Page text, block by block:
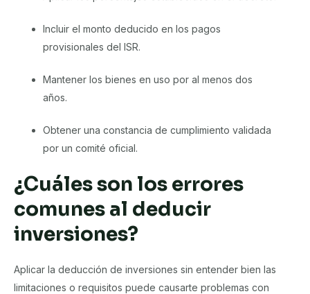
Incluir el monto deducido en los pagos
provisionales del ISR.
Mantener los bienes en uso por al menos dos
años.
Obtener una constancia de cumplimiento validada
por un comité oficial.
¿Cuáles son los errores
comunes al deducir
inversiones?
Aplicar la deducción de inversiones sin entender bien las
limitaciones o requisitos puede causarte problemas con